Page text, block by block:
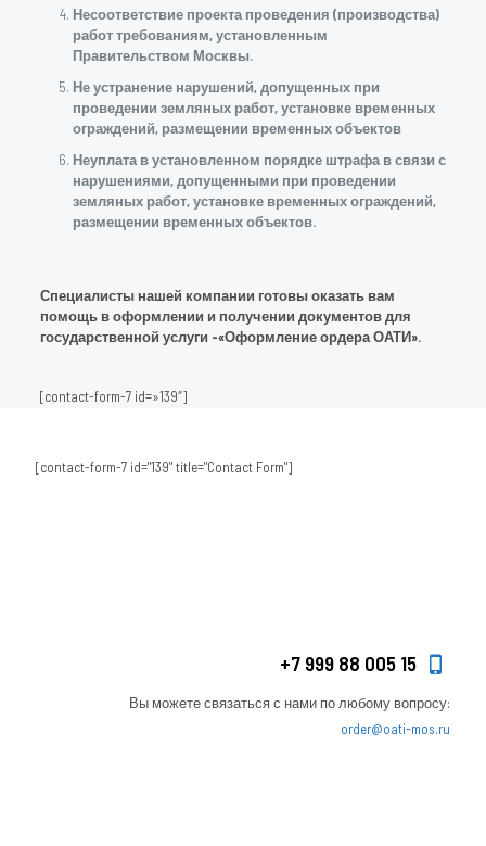
Несоответствие проекта проведения (производства)
работ требованиям, установленным
Правительством Москвы.
Не устранение нарушений, допущенных при
проведении земляных работ, установке временных
ограждений, размещении временных объектов
Неуплата в установленном порядке штрафа в связи с
нарушениями, допущенными при проведении
земляных работ, установке временных ограждений,
размещении временных объектов.
Специалисты нашей компании готовы оказать вам
помощь в оформлении и получении документов для
государственной услуги -«Оформление ордера ОАТИ».
[contact-form-7 id=»139″]
[contact-form-7 id="139" title="Contact Form"]
+7 999 88 005 15
Вы можете связаться с нами по любому вопросу:
order@oati-mos.ru